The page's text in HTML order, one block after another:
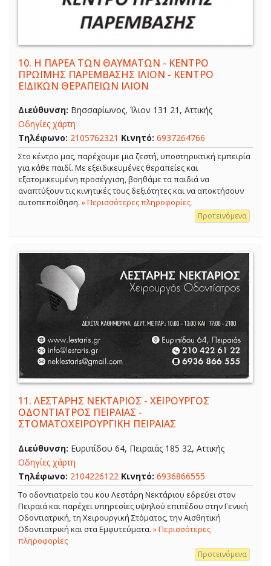
10. Η ΠΑΡΕΑ ΤΩΝ ΘΑΥΜΑΤΩΝ - ΚΕΝΤΡΟ
ΠΡΩΪΜΗΣ ΠΑΡΕΜΒΑΣΗΣ ΙΛΙΟΝ - ΚΕΝΤΡΟ
ΕΙΔΙΚΩΝ ΘΕΡΑΠΕΙΩΝ ΙΛΙΟΝ
Διεύθυνση: Βησσαρίωνος, Ίλιον 131 21, Αττικής
Οδηγίες χάρτη
Τηλέφωνο: 2105762321 Κινητό: 6937264766
Στο κέντρο μας, παρέχουμε μια ζεστή, υποστηρικτική εμπειρία
για κάθε παιδί. Με εξειδικευμένες θεραπείες και
εξατομικευμένη προσέγγιση, βοηθάμε τα παιδιά να
αναπτύξουν τις κινητικές τους δεξιότητες και να αποκτήσουν
αυτοπεποίθηση. » Περισσότερες πληροφορίες
Προτεινόμενα
11. ΛΕΣΤΑΡΗΣ ΝΕΚΤΑΡΙΟΣ - ΧΕΙΡΟΥΡΓΟΣ
ΟΔΟΝΤΙΑΤΡΟΣ ΠΕΙΡΑΙΑΣ -
ΣΤΟΜΑΤΟΧΕΙΡΟΥΡΓΙΚΗ ΠΕΙΡΑΙΑΣ
Διεύθυνση: Ευριπίδου 64, Πειραιάς 185 32, Αττικής
Οδηγίες χάρτη
Τηλέφωνο: 2104226122 Κινητό: 6936866555
Το οδοντιατρείο του κου Λεστάρη Νεκτάριου εδρεύει στον
Πειραιά και παρέχει υπηρεσίες υψηλού επιπέδου στην Γενική
Οδοντιατρική, τη Χειρουργική Στόματος, την Αισθητική
Οδοντιατρική και στα Εμφυτεύματα. » Περισσότερες
πληροφορίες
Προτεινόμενα